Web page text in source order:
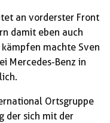
an vorderster Front
damit eben auch
machte Sven
Mercedes-Benz in
Ortsgruppe
der sich mit der